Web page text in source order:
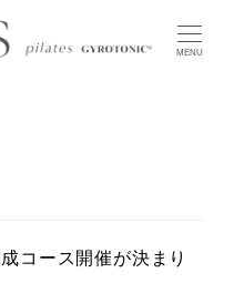
MENU
コース開催が決まり